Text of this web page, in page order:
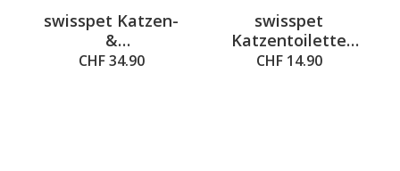
Average rating of 5 out of 5 stars
swisspet Katzen-
&
Hundebett/Donut
CHF 34.90
Average rating of 5 out of
swisspet
Katzentoilette
Vorlegematte
CHF 14.90